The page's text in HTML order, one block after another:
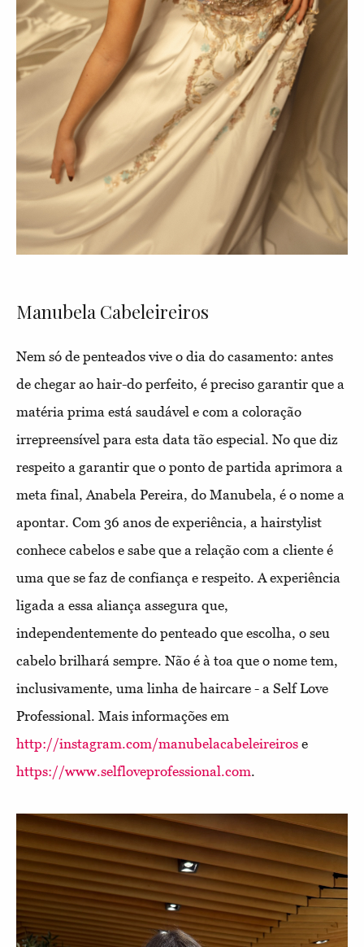
Manubela Cabeleireiros
Nem só de penteados vive o dia do casamento: antes
de chegar ao hair-do perfeito, é preciso garantir que a
matéria prima está saudável e com a coloração
irrepreensível para esta data tão especial. No que diz
respeito a garantir que o ponto de partida aprimora a
meta final, Anabela Pereira, do Manubela, é o nome a
apontar. Com 36 anos de experiência, a hairstylist
conhece cabelos e sabe que a relação com a cliente é
uma que se faz de confiança e respeito. A experiência
ligada a essa aliança assegura que,
independentemente do penteado que escolha, o seu
cabelo brilhará sempre. Não é à toa que o nome tem,
inclusivamente, uma linha de haircare - a Self Love
Professional. Mais informações em
http://instagram.com/manubelacabeleireiros e
https://www.selfloveprofessional.com.